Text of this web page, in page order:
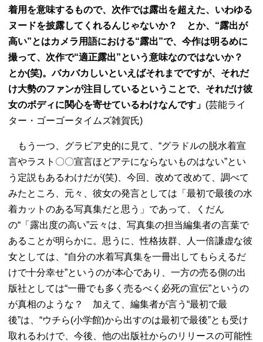
着用を意味するもので、次作では露出を超えた、いわゆる
ヌードを披露してくれるんじゃないか？ とか、“露出が
高い”とはカメラ用語における“露出”で、今作は明るめに
撮って、次作で“適正露出”という意味なのではないか？
とか(笑)。バカバカしいといえばそれまでですが、それだ
け大勢のファンが注目しているということで、それだけ彼
女のボディに関心を寄せているわけなんです」 (芸能ライ
ター・ゴーゴータイムズ雑賀氏)
もう一つ、グラビア史的に見て、“グラドルの脱水着宣
言やラスト〇〇宣言ほどアテにならないものはない”とい
う定説もあるわけだが(笑)、今回、改めて改めて、調べて
みたところ、元々、彼女の発言としては「最初で最後の水
着カットのある写真集だと思う」であって、くだん
の“「露出度の高い”云々は、写真集の担当編集者の言葉で
あることが明らかに。思うに、性格抜群、人一倍謙虚な彼
女としては、“自分の水着写真集を一冊出してもらえるだ
けで十分幸せ”というのが本心であり、一方の売る側の出
版社としては“一冊でも多く売るべく必死の宣伝”というの
が真相のような？ 加えて、編集者が言う“最初で最
後”は、“ウチら(小学館)から出すのは最初で最後”とも受け
取れるわけで、今後、他の出版社からのリリースの可能性